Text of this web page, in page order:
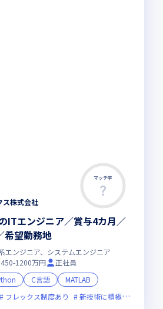
マッチ率
ス株式会社
ITエンジニア／賞与4カ月／
希望勤務地
エンジニア、システムエンジニア
450-1200万円
正社員
C言語
MATLAB
フレックス制度あり 新技術に積極的